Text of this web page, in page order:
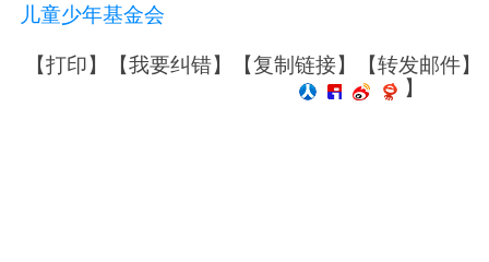
儿童少年基金会
【打印】【我要纠错】【复制链接】【转发邮件】
】